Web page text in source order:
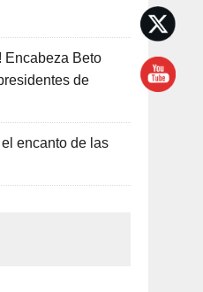
Encabeza Beto
de
encanto de las